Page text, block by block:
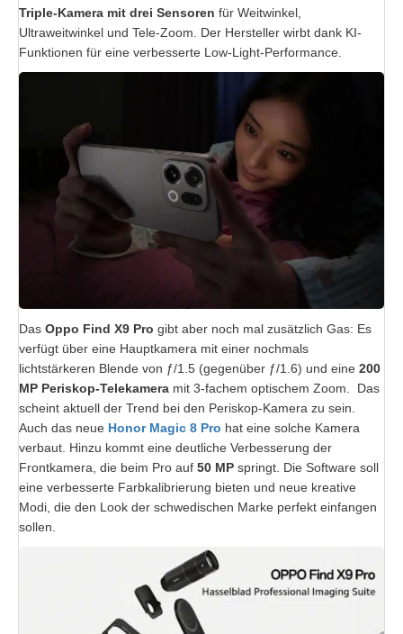
Triple-Kamera mit drei Sensoren für Weitwinkel,
Ultraweitwinkel und Tele-Zoom. Der Hersteller wirbt dank KI-
Funktionen für eine verbesserte Low-Light-Performance.
Das Oppo Find X9 Pro gibt aber noch mal zusätzlich Gas: Es
verfügt über eine Hauptkamera mit einer nochmals
lichtstärkeren Blende von ƒ/1.5 (gegenüber ƒ/1.6) und eine 200
MP Periskop-Telekamera mit 3-fachem optischem Zoom. Das
scheint aktuell der Trend bei den Periskop-Kamera zu sein.
Auch das neue Honor Magic 8 Pro hat eine solche Kamera
verbaut. Hinzu kommt eine deutliche Verbesserung der
Frontkamera, die beim Pro auf 50 MP springt. Die Software soll
eine verbesserte Farbkalibrierung bieten und neue kreative
Modi, die den Look der schwedischen Marke perfekt einfangen
sollen.